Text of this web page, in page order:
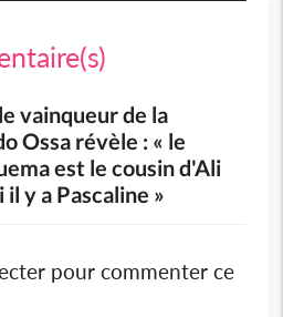
vainqueur de la
Ossa révèle : « le
est le cousin d'Ali
y a Pascaline »
pour commenter ce